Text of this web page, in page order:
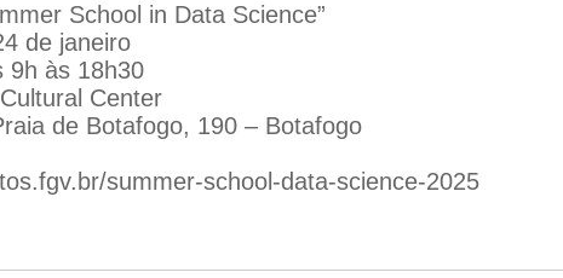
School in Data Science”
de janeiro
9h às 18h30
Center
de Botafogo, 190 – Botafogo
summer-school-data-science-2025